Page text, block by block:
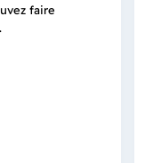
faire